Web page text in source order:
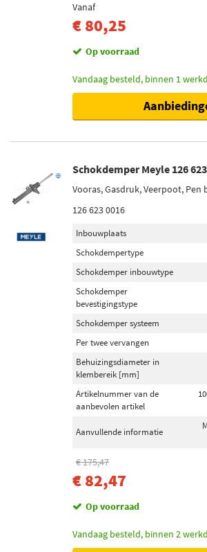
Vanaf
€ 80,25
Op voorraad
Vandaag besteld, binnen 1
Schokdemper Meyle 126
Vooras, Gasdruk, Veerpoot, Pen
126 623 0016
Inbouwplaats
Schokdempertype
Schokdemper inbouwtype
Schokdemper
bevestigingstype
Schokdemper systeem
Per twee vervangen
Behuizingsdiameter in
klembereik [mm]
Artikelnummer van de
aanbevolen artikel
Aanvullende informatie
€ 175,47
€ 82,47
Op voorraad
Vandaag besteld, binnen 2